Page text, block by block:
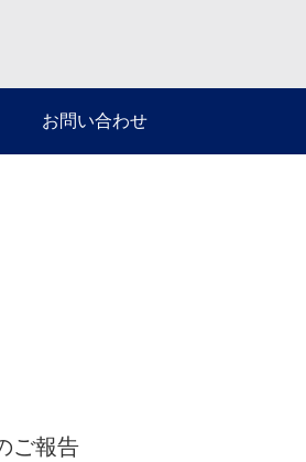
お問い合わせ
ご報告